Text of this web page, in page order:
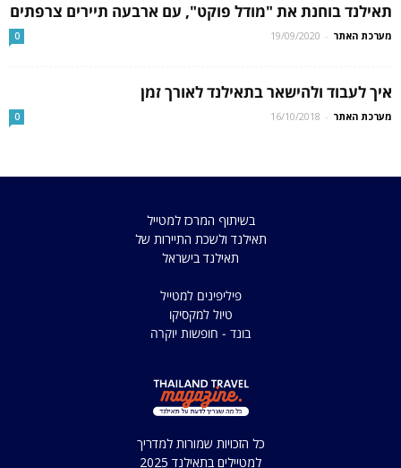
תאילנד בוחנת את "מודל פוקט", עם ארבעה תיירים צרפתים
מערכת האתר -
19/09/2020
0
איך לעבוד ולהישאר בתאילנד לאורך זמן
מערכת האתר -
16/10/2018
0
כל הזכויות שמורות למדריך
למטיילים בתאילנד 2025
בשיתוף המרכז למטייל
תאילנד ולשכת התיירות של
תאילנד בישראל
פיליפינים למטייל
טיול למקסיקו
בונד - חופשות יוקרה